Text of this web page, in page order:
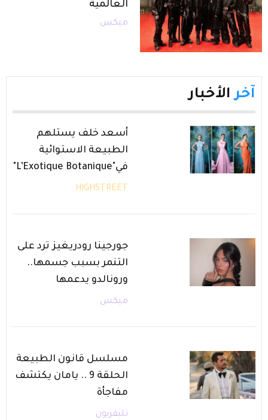
العالمية
ميكس
آخر الأخبار
أسعد خلف يستلهم
الطبيعة الاستوائية
في"L’Exotique Botanique"
HIGHSTREET
جورجينا رودريغيز ترد على
التنمر بسبب جسمها..
ورونالدو يدعمها
ميكس
مسلسل قانون الطبيعة
الحلقة 9 .. يامان يكتشف
مفاجأة
تليفزيون